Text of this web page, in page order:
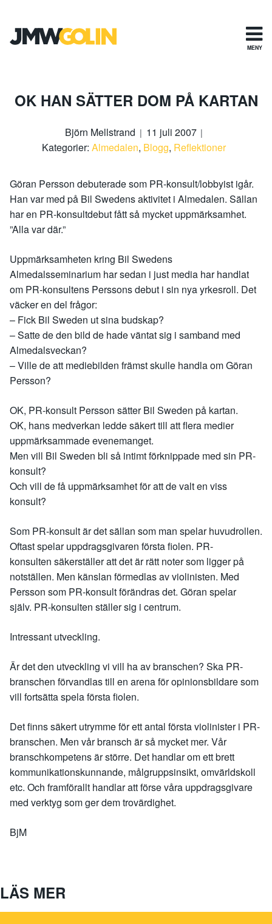
innehåll
MENY
OK HAN SÄTTER DOM PÅ KARTAN
Björn Mellstrand
11 juli 2007
Kategorier:Almedalen, Blogg, Reflektioner
Göran Persson debuterade som PR-konsult/lobbyist igår.
Han var med på Bil Swedens aktivitet i Almedalen. Sällan
har en PR-konsultdebut fått så mycket uppmärksamhet.
”Alla var där.”
Uppmärksamheten kring Bil Swedens
Almedalsseminarium har sedan i just media har handlat
om PR-konsultens Perssons debut i sin nya yrkesroll. Det
väcker en del frågor:
– Fick Bil Sweden ut sina budskap?
– Satte de den bild de hade väntat sig i samband med
Almedalsveckan?
– Ville de att mediebilden främst skulle handla om Göran
Persson?
OK, PR-konsult Persson sätter Bil Sweden på kartan.
OK, hans medverkan ledde säkert till att flera medier
uppmärksammade evenemanget.
Men vill Bil Sweden bli så intimt förknippade med sin PR-
konsult?
Och vill de få uppmärksamhet för att de valt en viss
konsult?
Som PR-konsult är det sällan som man spelar huvudrollen.
Oftast spelar uppdragsgivaren första fiolen. PR-
konsulten säkerställer att det är rätt noter som ligger på
notställen. Men känslan förmedlas av violinisten. Med
Persson som PR-konsult förändras det. Göran spelar
själv. PR-konsulten ställer sig i centrum.
Intressant utveckling.
Är det den utveckling vi vill ha av branschen? Ska PR-
branschen förvandlas till en arena för opinionsbildare som
vill fortsätta spela första fiolen.
Det finns säkert utrymme för ett antal första violinister i PR-
branschen. Men vår bransch är så mycket mer. Vår
branschkompetens är större. Det handlar om ett brett
kommunikationskunnande, målgruppsinsikt, omvärldskoll
etc. Och framförallt handlar att förse våra uppdragsgivare
med verktyg som ger dem trovärdighet.
BjM
LÄS MER